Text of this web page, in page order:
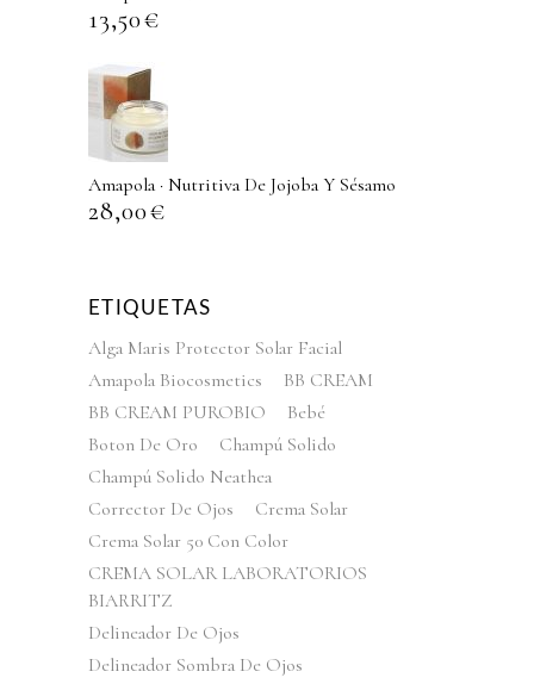
13,50€
Amapola · Nutritiva De Jojoba Y Sésamo
28,00€
ETIQUETAS
Alga Maris Protector Solar Facial
Amapola Biocosmetics
BB CREAM
BB CREAM PUROBIO
Bebé
Boton De Oro
Champú Solido
Champú Solido Neathea
Corrector De Ojos
Crema Solar
Crema Solar 50 Con Color
CREMA SOLAR LABORATORIOS
BIARRITZ
Delineador De Ojos
Delineador Sombra De Ojos